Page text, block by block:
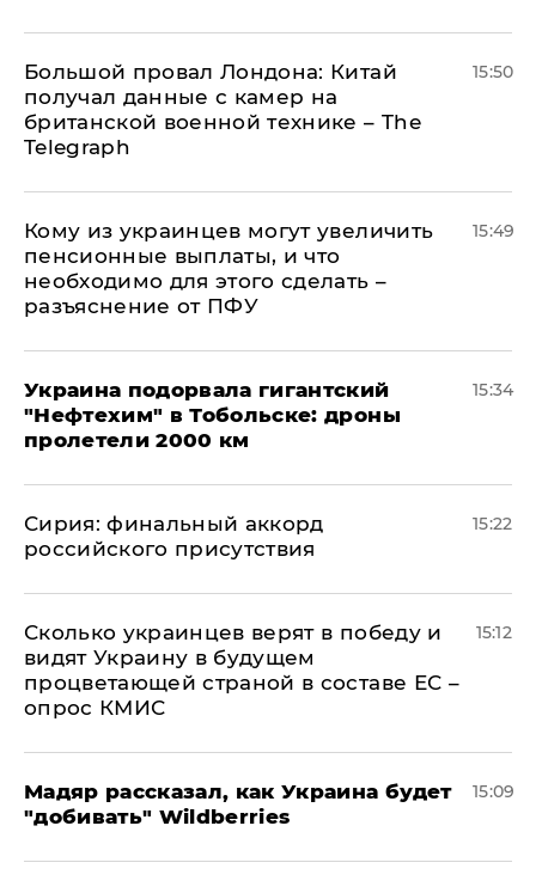
Большой провал Лондона: Китай
получал данные с камер на
британской военной технике – The
Telegraph
15:50
Кому из украинцев могут увеличить
пенсионные выплаты, и что
необходимо для этого сделать –
разъяснение от ПФУ
15:49
Украина подорвала гигантский
"Нефтехим" в Тобольске: дроны
пролетели 2000 км
15:34
​Сирия: финальный аккорд
российского присутствия
15:22
Сколько украинцев верят в победу и
видят Украину в будущем
процветающей страной в составе ЕС –
опрос КМИС
15:12
Мадяр рассказал, как Украина будет
"добивать" Wildberries
15:09